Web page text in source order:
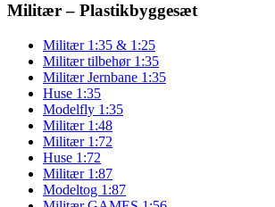
Militær – Plastikbyggesæt
Militær 1:35 & 1:25
Militær tilbehør 1:35
Militær Jernbane 1:35
Huse 1:35
Modelfly 1:35
Militær 1:48
Militær 1:72
Huse 1:72
Militær 1:87
Modeltog 1:87